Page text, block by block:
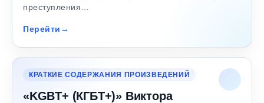
преступления…
Перейти
КРАТКИЕ СОДЕРЖАНИЯ ПРОИЗВЕДЕНИЙ
«KGBT+ (КГБТ+)» Виктора